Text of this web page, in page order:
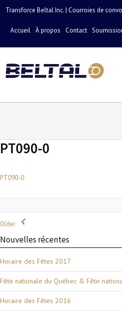
Transforce Beltal Inc. | Courroies de
Accueil À propos Contact
PT090-0
PT090-0
Older
Nouvelles récentes
Horaire des Fêtes 2017
Fête nationale du Québec & Fête
Horaire des Fêtes 2016